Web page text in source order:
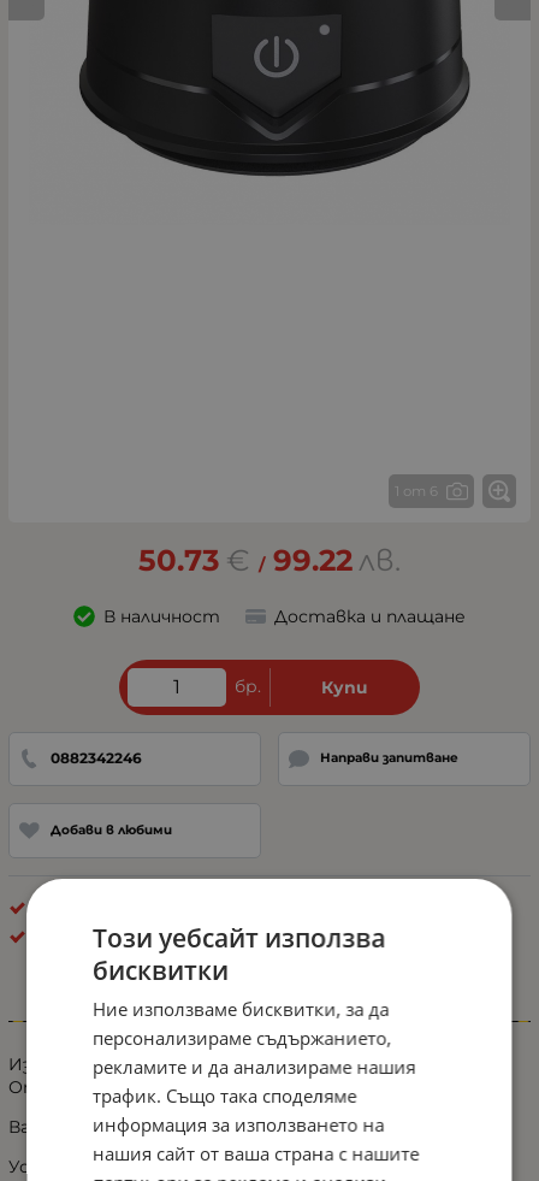
1 от 6
50.73 € / 99.22лв.
В наличност Доставка и плащане
бр. Купи
0882342246 Направи запитване
Добави в любими
Буркани
Информация
Издръжлива и удобна.
Опростен дизайн и лесна за използване.
Вградени селективни светкавични модели.
Устойчива на атмосферни влияния и устойчива на
Този уебсайт използва
бисквитки
Ние използваме бисквитки, за да
персонализираме съдържанието,
рекламите и да анализираме нашия
трафик. Също така споделяме
информация за използването на
нашия сайт от ваша страна с нашите